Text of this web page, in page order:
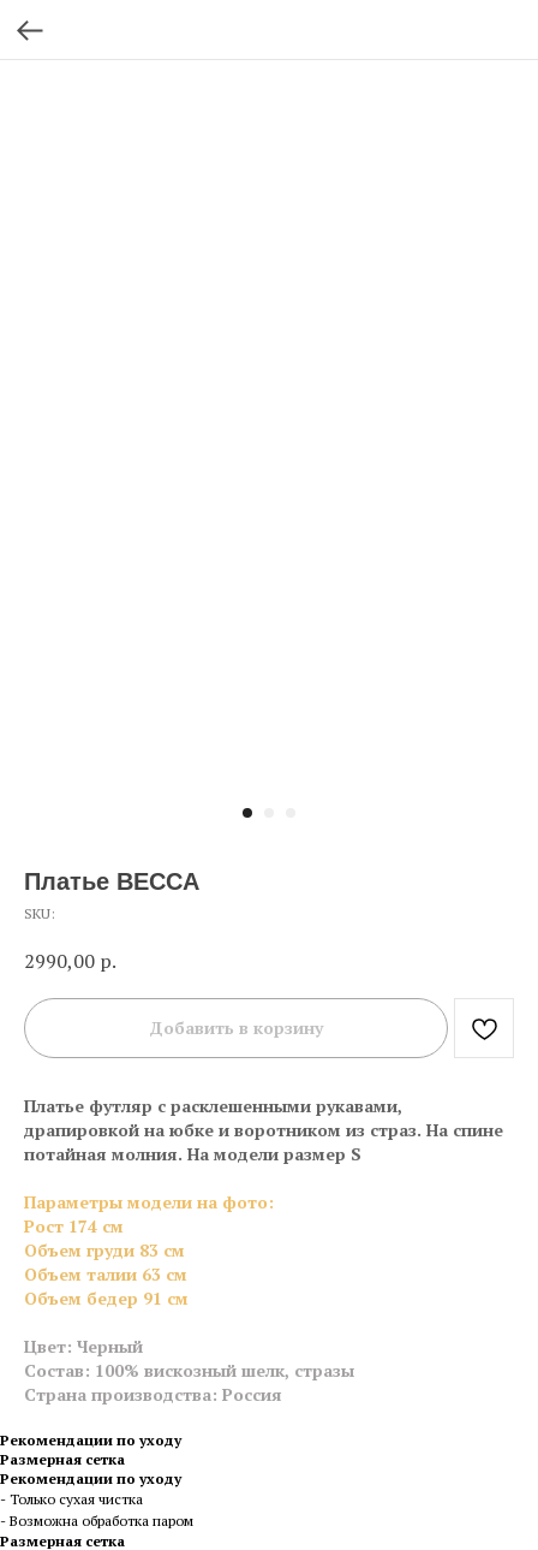
Платье BECCA
SKU:
2990,00 р.
Добавить в корзину
Платье футляр с расклешенными рукавами,
драпировкой на юбке и воротником из страз. На спине
потайная молния. На модели размер S
Параметры модели на фото:
Рост 174 см
Объем груди 83 см
Объем талии 63 см
Объем бедер 91 см
Цвет: Черный
Состав: 100% вискозный шелк, стразы
Страна производства: Россия
Рекомендации по уходу
Размерная сетка
Рекомендации по уходу
- Только сухая чистка
- Возможна обработка паром
Размерная сетка